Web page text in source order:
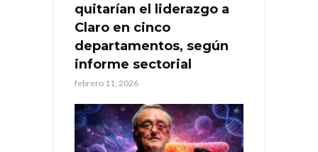
quitarían el liderazgo a
Claro en cinco
departamentos, según
informe sectorial
febrero 11, 2026